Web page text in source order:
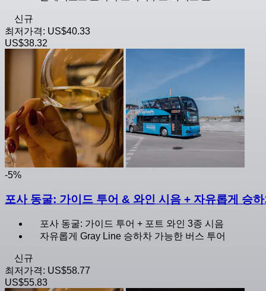
신규
최저가격: US$40.33
US$38.32
-5%
포사 동굴: 가이드 투어 & 와인 시음 + 자유롭게 승
포사 동굴: 가이드 투어 + 포트 와인 3종 시음
자유롭게 Gray Line 승하차 가능한 버스 투어
신규
최저가격: US$58.77
US$55.83